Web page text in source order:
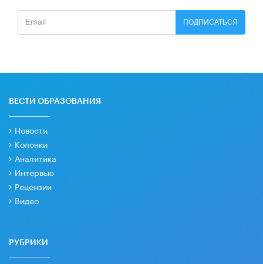
ПОДПИСАТЬСЯ
ВЕСТИ ОБРАЗОВАНИЯ
Новости
Колонки
Аналитика
Интервью
Рецензии
Видео
РУБРИКИ